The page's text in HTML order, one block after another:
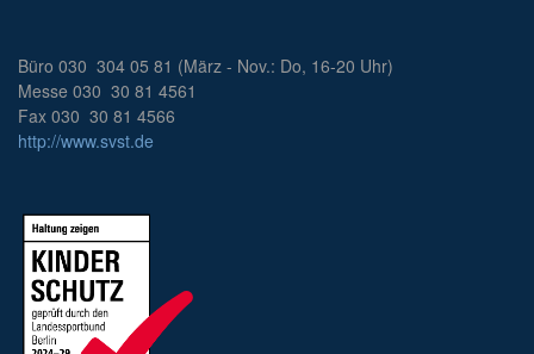
Büro 030 304 05 81 (März - Nov.: Do, 16-20 Uhr)
Messe 030 30 81 4561
Fax 030 30 81 4566
http://www.svst.de